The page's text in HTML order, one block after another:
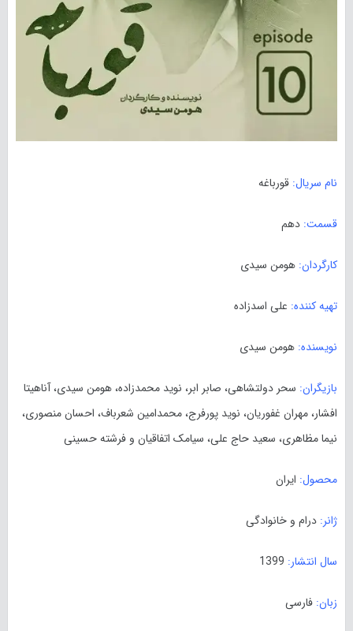
نام سریال: قورباغه
قسمت: دهم
کارگردان: هومن سیدی
تهیه کننده: علی اسدزاده
نویسنده: هومن سیدی
بازیگران: سحر دولتشاهی، صابر ابر، نوید محمدزاده، هومن سیدی، آناهیتا
افشار، مهران غفوریان، نوید پورفرج، محمدامین شعرباف، احسان منصوری،
نیما مظاهری، سعید حاج علی، سیامک اتفاقیان و فرشته حسینی
محصول: ایران
ژانر: درام و خانوادگی
سال انتشار:
زبان: فارسی